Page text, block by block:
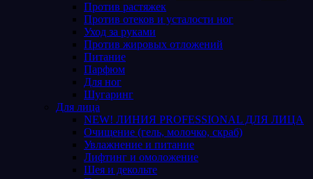
Против растяжек
Против отеков и усталости ног
Уход за руками
Против жировых отложений
Питание
Парфюм
Для ног
Шугаринг
Для лица
NEW! ЛИНИЯ PROFESSIONAL ДЛЯ ЛИЦА
Очищение (гель, молочко, скраб)
Увлажнение и питание
Лифтинг и омоложение
Шея и декольте